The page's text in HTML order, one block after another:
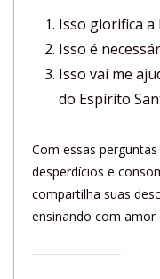
Isso glorifica a
Isso é
Isso vai me
do Espírito
Com essas
desperdícios e
compartilha suas
ensinando com amor